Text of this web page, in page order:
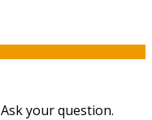
Ask your question.